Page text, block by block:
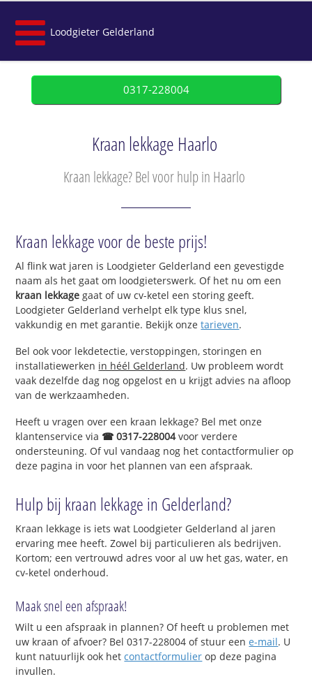
Loodgieter Gelderland
0317-228004
Kraan lekkage Haarlo
Kraan lekkage? Bel voor hulp in Haarlo
Kraan lekkage voor de beste prijs!
Al flink wat jaren is Loodgieter Gelderland een gevestigde
naam als het gaat om loodgieterswerk. Of het nu om een
kraan lekkage gaat of uw cv-ketel een storing geeft.
Loodgieter Gelderland verhelpt elk type klus snel,
vakkundig en met garantie. Bekijk onzetarieven.
Bel ook voor lekdetectie, verstoppingen, storingen en
installatiewerken in héél Gelderland. Uw probleem wordt
vaak dezelfde dag nog opgelost en u krijgt advies na afloop
van de werkzaamheden.
Heeft u vragen over een kraan lekkage? Bel met onze
klantenservice via ☎ 0317-228004voor verdere
ondersteuning. Of vul vandaag nog het contactformulier op
deze pagina in voor het plannen van een afspraak.
Hulp bij kraan lekkage in Gelderland?
Kraan lekkage is iets wat Loodgieter Gelderland al jaren
ervaring mee heeft. Zowel bij particulieren als bedrijven.
Kortom; een vertrouwd adres voor al uw het gas, water, en
cv-ketel onderhoud.
Maak snel een afspraak!
Wilt u een afspraak in plannen? Of heeft u problemen met
uw kraan of afvoer? Bel 0317-228004 of stuur eene-mail. U
kunt natuurlijk ook hetcontactformulier op deze pagina
invullen.